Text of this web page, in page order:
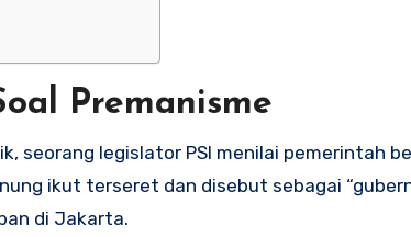
Premanisme
seorang legislator PSI menilai pemerintah
ikut terseret dan disebut sebagai
di Jakarta.